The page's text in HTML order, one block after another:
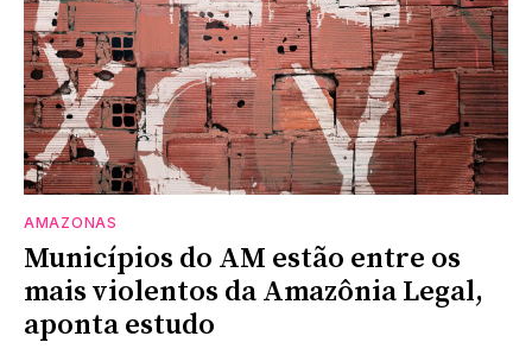
AMAZONAS
Municípios do AM estão entre os
mais violentos da Amazônia Legal,
aponta estudo